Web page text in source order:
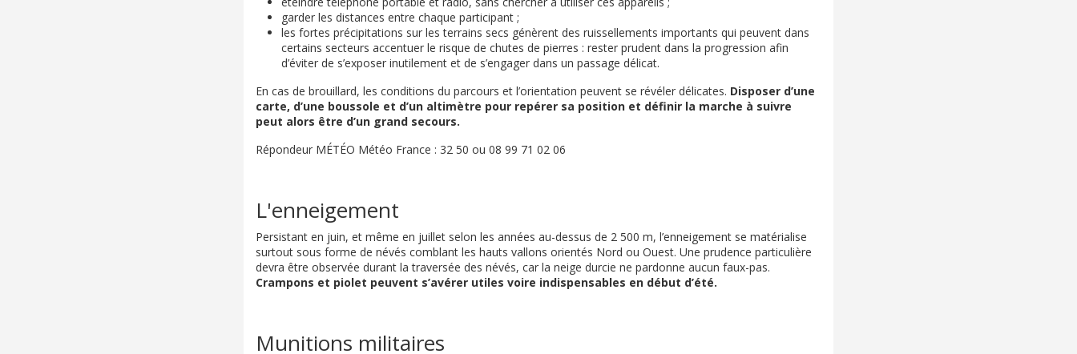
garder les distances entre chaque participant ;
les fortes précipitations sur les terrains secs génèrent des ruissellements importants qui peuvent dans
certains secteurs accentuer le risque de chutes de pierres : rester prudent dans la progression afin
d’éviter de s’exposer inutilement et de s’engager dans un passage délicat.
En cas de brouillard, les conditions du parcours et l’orientation peuvent se révéler délicates. Disposer d’une
carte, d’une boussole et d’un altimètre pour repérer sa position et définir la marche à suivre
peut alors être d’un grand secours.
Répondeur MÉTÉO Météo France : 32 50 ou 08 99 71 02 06
L'enneigement
Persistant en juin, et même en juillet selon les années au-dessus de 2 500 m, l’enneigement se matérialise
surtout sous forme de névés comblant les hauts vallons orientés Nord ou Ouest. Une prudence particulière
devra être observée durant la traversée des névés, car la neige durcie ne pardonne aucun faux-pas.
Crampons et piolet peuvent s’avérer utiles voire indispensables en début d’été.
Munitions militaires